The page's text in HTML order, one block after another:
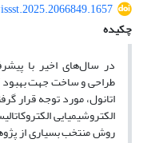
چکیده
در سال‌های اخیر با
طراحی و ساخت جهت بهبود
اتانول، مورد توجه قرار
الکتروشیمیایی
روش منتخب بسیاری از